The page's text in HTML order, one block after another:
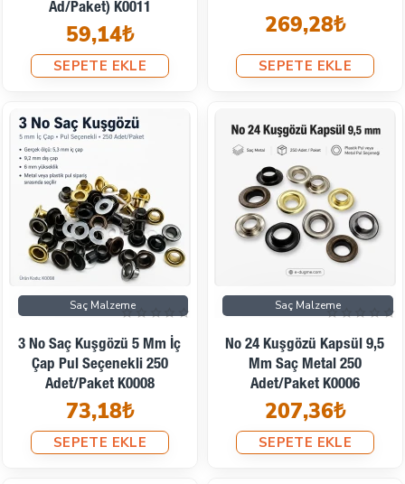
Ad/Paket) K0011
59,14₺
SEPETE EKLE
269,28₺
SEPETE EKLE
Saç Malzeme
3 No Saç Kuşgözü 5 Mm İç
Çap Pul Seçenekli 250
Adet/Paket K0008
73,18₺
SEPETE EKLE
Saç Malzeme
No 24 Kuşgözü Kapsül 9,5
Mm Saç Metal 250
Adet/Paket K0006
207,36₺
SEPETE EKLE